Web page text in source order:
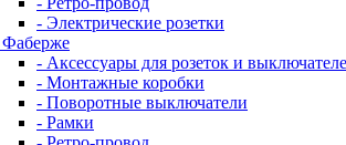
- Электрические розетки
- Аксессуары для розеток и
- Монтажные коробки
- Поворотные выключатели
- Рамки